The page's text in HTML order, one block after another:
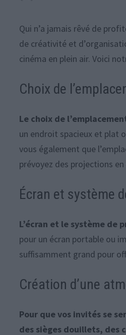
Qui n’a jamais rêvé de
de créativité et
cinéma en plein air. Voici
Choix de
Le choix de
un endroit spacieux et plat
vous également que
prévoyez des projections en
Écran et système
L’écran et le système de
pour un écran portable ou
suffisamment grand pour
Création d’une
Pour que vos invités se
des sièges douillets, des